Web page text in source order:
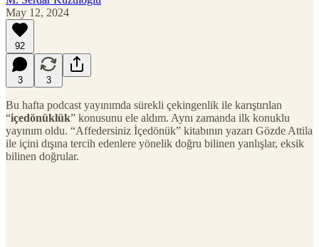
May 12, 2024
92
3 3
Bu hafta podcast yayınımda sürekli çekingenlik ile karıştırılan
“içedönüklük” konusunu ele aldım. Aynı zamanda ilk konuklu
yayınım oldu. “Affedersiniz İçedönük” kitabının yazarı Gözde Attila
ile içini dışına tercih edenlere yönelik doğru bilinen yanlışlar, eksik
bilinen doğrular.